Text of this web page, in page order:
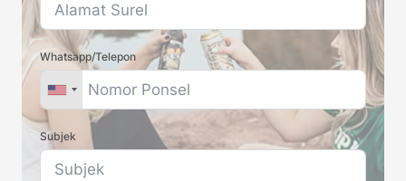
Whatsapp/Telepon
Subjek